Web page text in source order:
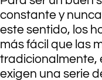
constante y
este sentido, los
más fácil que las
tradicionalmente,
exigen una serie